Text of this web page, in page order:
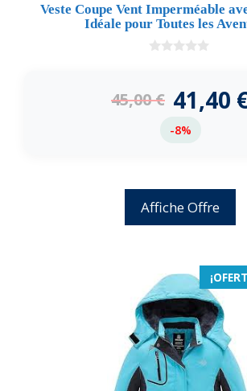
Veste Coupe Vent Imperméable
Idéale pour Toutes les
5
45,00€ 41,40
-8%
Affiche Offre